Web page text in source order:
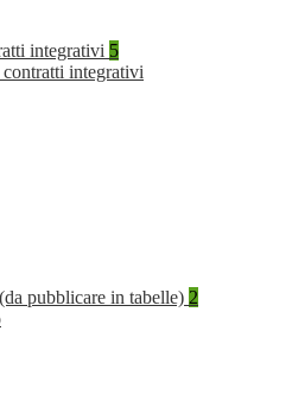
integrativi 5
integrativi
pubblicare in tabelle) 2